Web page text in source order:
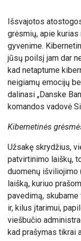
Išsvajotos
grėsmių, apie
gyvenime.
jūsų poilsį jam dar
kad netaptume
neigiamų emocijų
dalinasi „Danske
komandos vadovė
Kibernetinės
Užsakę skrydžius,
patvirtinimo laiškų,
duomenų išviliojimo
laišką, kuriuo
pavedimą, skubame
ir, kilus įtarimui,
viešbučio
kad prašymas tikrai